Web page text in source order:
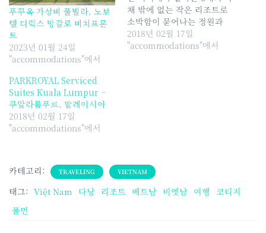
푸꾸옥 가성비 풀빌라, 노보
텔 디럭스 방갈로 비치프론
트
2023년 01월 24일
"accommodations"에서
채 밖에 없는 작은 리조트로
소박함이 묻어나는 정원과
10m가 되지 않는 작은 풀장
이 있다. 이 정원을 따라 관리
2018년 02월 17일
"accommodations"에서
PARKROYAL Serviced
Suites Kuala Lumpur –
쿠알라룸푸르, 말레이시아
2018년 02월 17일
"accommodations"에서
카테고리: TRAVELING VIETNAM
태그: Việt Nam 다낭 리조트 베트남 비엣남 여행 코티지
풀먼